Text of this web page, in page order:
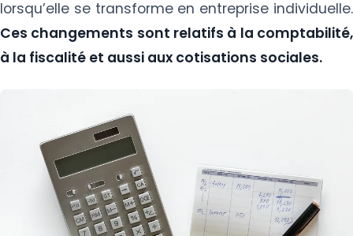
lorsqu’elle se transforme en entreprise individuelle.
Ces changements sont relatifs à la comptabilité,
à la fiscalité et aussi aux cotisations sociales.